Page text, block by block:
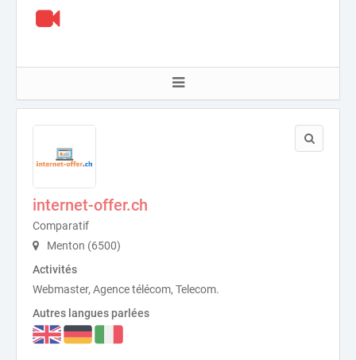
internet-offer.ch
Comparatif
Menton (6500)
Activités
Webmaster, Agence télécom, Telecom.
Autres langues parlées